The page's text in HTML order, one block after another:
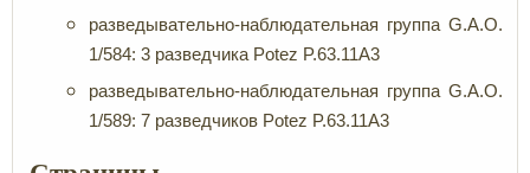
разведывательно-наблюдательная группа G.A.O.
1/584: 3 разведчика Potez P.63.11A3
разведывательно-наблюдательная группа G.A.O.
1/589: 7 разведчиков Potez P.63.11A3